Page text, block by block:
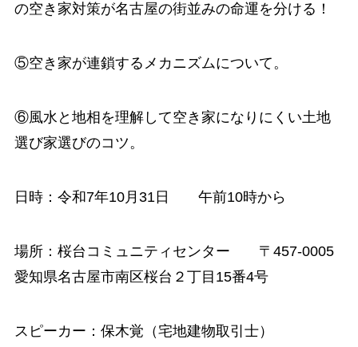
の空き家対策が名古屋の街並みの命運を分ける！
⑤空き家が連鎖するメカニズムについて。
⑥風水と地相を理解して空き家になりにくい土地
選び家選びのコツ。
日時：令和7年10月31日 午前10時から
場所：桜台コミュニティセンター 〒457-0005
愛知県名古屋市南区桜台２丁目15番4号
スピーカー：保木覚（宅地建物取引士）